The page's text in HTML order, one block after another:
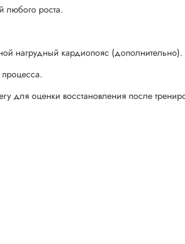
любого роста.
нагрудный кардиопояс (дополнительно).
для оценки восстановления после